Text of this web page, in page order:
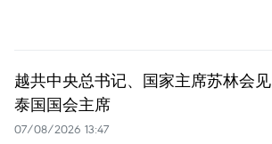
越共中央总书记、国家主席苏林会见
泰国国会主席
07/08/2026 13:47